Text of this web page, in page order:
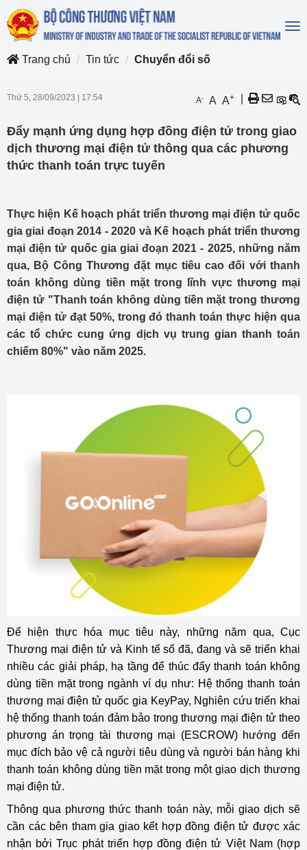
Trang chủ
Tin tức Chuyển đổi số
Thứ 5, 28/09/2023 17:54 A- A A+
Đẩy mạnh ứng dụng hợp đồng điện tử trong giao
dịch thương mại điện tử thông qua các phương
thức thanh toán trực tuyến
Thực hiện Kế hoạch phát triển thương mại điện tử quốc
gia giai đoạn 2014 - 2020 và Kế hoạch phát triển thương
mại điện tử quốc gia giai đoạn 2021 - 2025, những năm
qua, Bộ Công Thương đặt mục tiêu cao đối với thanh
toán không dùng tiền mặt trong lĩnh vực thương mại
điện tử "Thanh toán không dùng tiền mặt trong thương
mại điện tử đạt 50%, trong đó thanh toán thực hiện qua
các tổ chức cung ứng dịch vụ trung gian thanh toán
chiếm 80%" vào năm 2025.
Để hiện thực hóa mục tiêu này, những năm qua, Cục
Thương mại điện tử và Kinh tế số đã, đang và sẽ triển khai
nhiều các giải pháp, hạ tầng để thúc đẩy thanh toán không
dùng tiền mặt trong ngành ví dụ như: Hệ thống thanh toán
thương mại điện tử quốc gia KeyPay, Nghiên cứu triển khai
hệ thống thanh toán đảm bảo trong thương mại điện tử theo
phương án trọng tài thương mại (ESCROW) hướng đến
mục đích bảo vệ cả người tiêu dùng và người bán hàng khi
thanh toán không dùng tiền mặt trong một giao dịch thương
mại điện tử.
Thông qua phương thức thanh toán này, mỗi giao dịch sẽ
cần các bên tham gia giao kết hợp đồng điện tử được xác
nhận bởi Trục phát triển hợp đồng điện tử Việt Nam (hợp